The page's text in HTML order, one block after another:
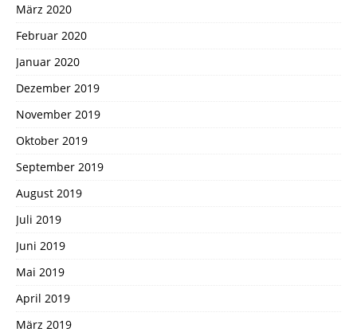
März 2020
Februar 2020
Januar 2020
Dezember 2019
November 2019
Oktober 2019
September 2019
August 2019
Juli 2019
Juni 2019
Mai 2019
April 2019
März 2019